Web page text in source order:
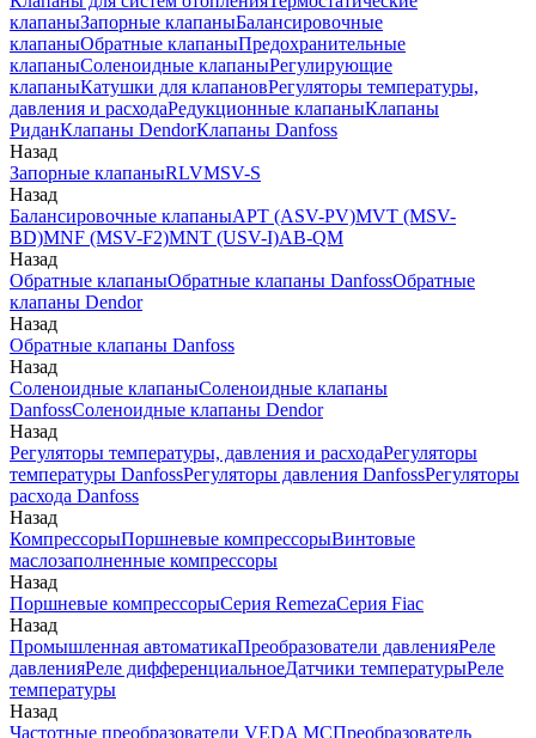
клапаныЗапорные клапаныБалансировочные
клапаныОбратные клапаныПредохранительные
клапаныСоленоидные клапаныРегулирующие
клапаныКатушки для клапановРегуляторы температуры,
давления и расходаРедукционные клапаныКлапаны
РиданКлапаны DendorКлапаны Danfoss
Назад
Запорные клапаныRLVMSV-S
Назад
Балансировочные клапаныAPT (ASV-PV)MVT (MSV-
BD)MNF (MSV-F2)MNT (USV-I)AB-QM
Назад
Обратные клапаныОбратные клапаны DanfossОбратные
клапаны Dendor
Назад
Обратные клапаны Danfoss
Назад
Соленоидные клапаныСоленоидные клапаны
DanfossСоленоидные клапаны Dendor
Назад
Регуляторы температуры, давления и расходаРегуляторы
температуры DanfossРегуляторы давления DanfossРегуляторы
расхода Danfoss
Назад
КомпрессорыПоршневые компрессорыВинтовые
маслозаполненные компрессоры
Назад
Поршневые компрессорыСерия RemezaСерия Fiac
Назад
Промышленная автоматикаПреобразователи давленияРеле
давленияРеле дифференциальноеДатчики температурыРеле
температуры
Назад
Частотные преобразователи VEDA MCПреобразователь